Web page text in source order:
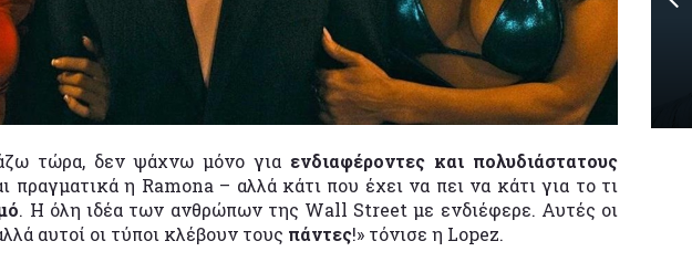
τώρα, δεν ψάχνω μόνο για ενδιαφέροντες και πολυδιάστατους
πραγματικά η Ramona – αλλά κάτι που έχει να πει να κάτι για το τι
. Η όλη ιδέα των ανθρώπων της Wall Street με ενδιέφερε. Αυτές οι
αυτοί οι τύποι κλέβουν τους πάντες!» τόνισε η Lopez.